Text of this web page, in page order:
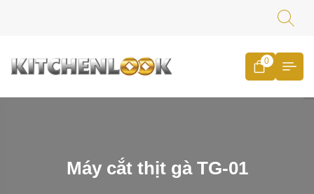
0
Máy cắt thịt gà TG-01